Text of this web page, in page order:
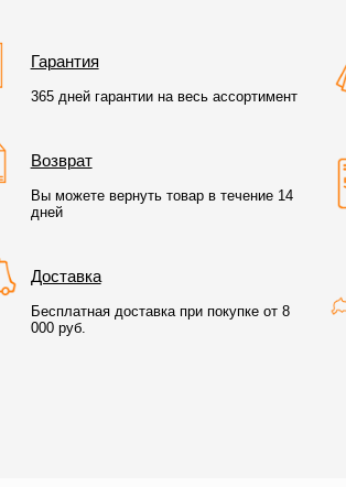
Гарантия
365 дней гарантии на весь ассортимент
Возврат
Вы можете вернуть товар в течение 14
дней
Доставка
Бесплатная доставка при покупке от 8
000 руб.